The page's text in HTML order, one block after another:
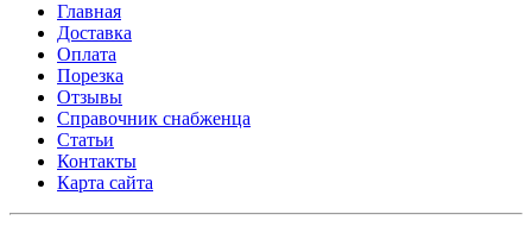
Главная
Доставка
Оплата
Порезка
Отзывы
Справочник снабженца
Статьи
Контакты
Карта сайта